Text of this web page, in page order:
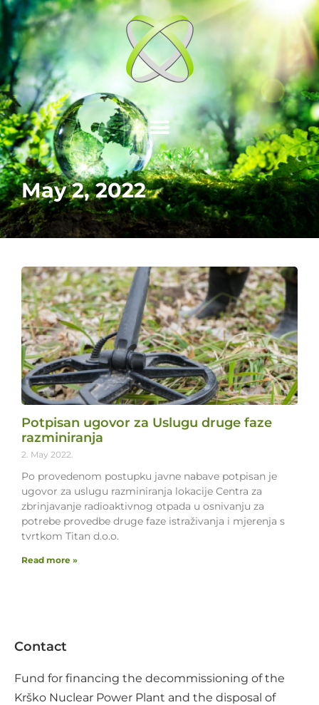
May 2, 2022
Potpisan ugovor za Uslugu druge faze
razminiranja
2. May 2022.
Po provedenom postupku javne nabave potpisan je
ugovor za uslugu razminiranja lokacije Centra za
zbrinjavanje radioaktivnog otpada u osnivanju za
potrebe provedbe druge faze istraživanja i mjerenja s
tvrtkom Titan d.o.o.
Read more »
Contact
Fund for financing the decommissioning of the
Krško Nuclear Power Plant and the disposal of